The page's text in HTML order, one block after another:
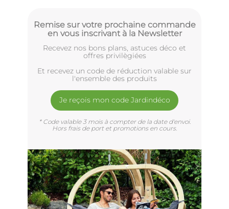
Remise sur votre prochaine commande
en vous inscrivant à la Newsletter
Recevez nos bons plans, astuces déco et
offres privilègiées
Et recevez un code de réduction valable sur
l'ensemble des produits
Je reçois mon code Jardindéco
* Code valable 3 mois à compter de la date d'envoi.
Hors frais de port et promotions en cours.